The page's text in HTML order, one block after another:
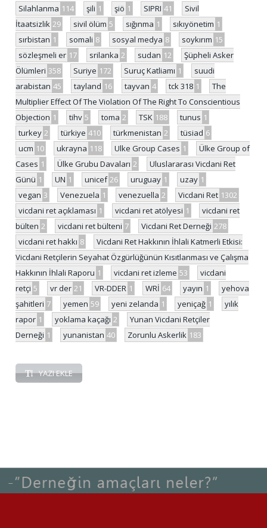
Silahlanma 114 şili 1 şiö 1 SIPRI 41
Sivil
İtaatsizlik 29 sivil ölüm 5 sığınma 1 sıkıyönetim 1
sırbistan 1 somali 8 sosyal medya 8 soykırım 15
sözleşmeli er 17 srilanka 2 sudan 12
Şüpheli Asker
Ölümleri 358 Suriye 172 Suruç Katliamı 1
suudi
arabistan 45 tayland 16 tayvan 4 tck 318 1
The
Multiplier Effect Of The Violation Of The Right To Conscientious
Objection 1 tihv 5 toma 2 TSK 188 tunus 1
turkey 2 türkiye 410 türkmenistan 2 tüsiad 6
ucm 10 ukrayna 118 Ulke Group Cases 1
Ülke Group of
Cases 1 Ülke Grubu Davaları 2
Uluslararası Vicdani Ret
Günü 1 UN 1 unicef 26 uruguay 1 uzay 1
vegan 3 Venezuela 1 venezuella 2 Vicdani Ret 1302
vicdani ret açıklaması 1 vicdani ret atölyesi 1
vicdani ret
bülten 2 vicdani ret bülteni 7 Vicdani Ret Derneği 278
vicdani ret hakkı 8
Vicdani Ret Hakkının İhlali Katmerli Etkisi:
Vicdani Retçilerin Seyahat Özgürlüğünün Kısıtlanması ve Çalışma
Hakkının İhlali Raporu 1 vicdani ret izleme 53
vicdani
retçi 5 vr der 21 VR-DDER 1 WRİ 64 yayın 1
yehova
şahitleri 7 yemen 59 yeni zelanda 1 yeniçağ 1
yılık
rapor 1 yoklama kaçağı 2
Yunan Vicdani Retçiler
Derneği 1 yunanistan 40 Zorunlu Askerlik 183
YAZI EKLE